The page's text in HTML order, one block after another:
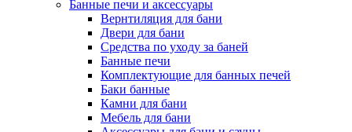
Банные печи и аксессуары
Вернтиляция для бани
Двери для бани
Средства по уходу за баней
Банные печи
Комплектующие для банных печей
Баки банные
Камни для бани
Мебель для бани